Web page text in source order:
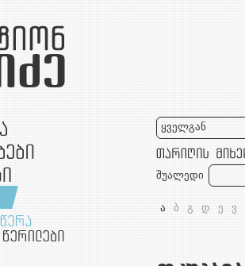
ყველგან
შუალედი
ა ბ გ დ ე ვ